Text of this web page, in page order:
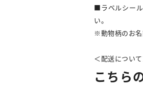
■ラベルシー
い。
※動物柄のお名
＜配送につい
こちら